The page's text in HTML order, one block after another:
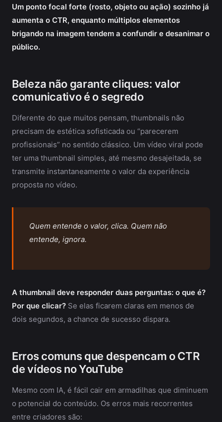
Um ponto focal forte (rosto, objeto ou ação) sozinho já
aumenta o CTR, enquanto múltiplos elementos
brigando na imagem tendem a confundir e desanimar o
público.
Beleza não garante cliques: valor
comunicativo é o segredo
Diferente do que muitos pensam, thumbnails não
precisam de estética sofisticada ou “parecerem
profissionais” no sentido clássico. Um vídeo viral pode
ter uma thumbnail simples, até mesmo desajeitada, se
transmite instantaneamente o valor da experiência
proposta no vídeo.
Quem entende o valor, clica. Quem não
entende, ignora.
A thumbnail deve responder duas perguntas: o que é?
Por que clicar? Se elas ficarem claras em menos de
dois segundos, a chance de sucesso dispara.
Erros comuns que despencam o CTR
de vídeos no YouTube
Mesmo com IA, é fácil cair em armadilhas que diminuem
o potencial do conteúdo. Os erros mais recorrentes
entre criadores são: